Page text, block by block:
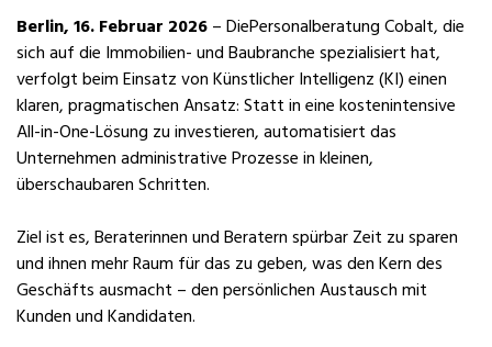
Berlin, 16. Februar 2026– DiePersonalberatung Cobalt, die
sich auf die Immobilien- und Baubranche spezialisiert hat,
verfolgt beim Einsatz von Künstlicher Intelligenz (KI) einen
klaren, pragmatischen Ansatz: Statt in eine kostenintensive
All-in-One-Lösung zu investieren, automatisiert das
Unternehmen administrative Prozesse in kleinen,
überschaubaren Schritten.
Ziel ist es, Beraterinnen und Beratern spürbar Zeit zu sparen
und ihnen mehr Raum für das zu geben, was den Kern des
Geschäfts ausmacht – den persönlichen Austausch mit
Kunden und Kandidaten.